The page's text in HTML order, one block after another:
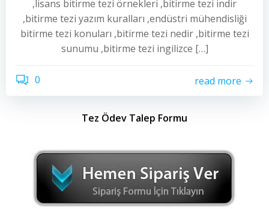
,lisans bitirme tezi örnekleri ,bitirme tezi indir
,bitirme tezi yazım kuralları ,endüstri mühendisliği
bitirme tezi konuları ,bitirme tezi nedir ,bitirme tezi
sunumu ,bitirme tezi ingilizce […]
0 read more
Tez Ödev Talep Formu